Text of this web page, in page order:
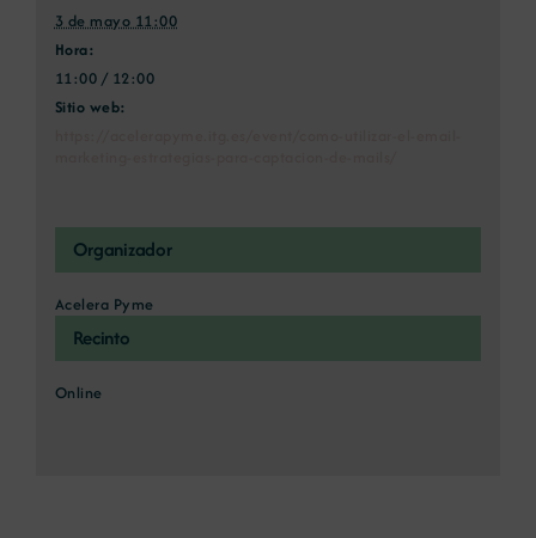
3 de mayo 11:00
Hora:
11:00 / 12:00
Sitio web:
Recinto
Online
Organizador
Acelera Pyme